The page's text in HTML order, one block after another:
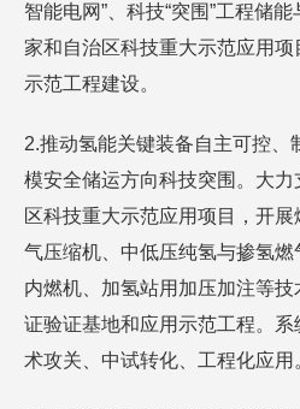
智能电网”、科技“突围”工程储
家和自治区科技重大示范应用
示范工程建设。
2.推动氢能关键装备自主可控、
模安全储运方向科技突围。大
区科技重大示范应用项目，开
气压缩机、中低压纯氢与掺氢
内燃机、加氢站用加压加注等
证验证基地和应用示范工程。
术攻关、中试转化、工程化应用